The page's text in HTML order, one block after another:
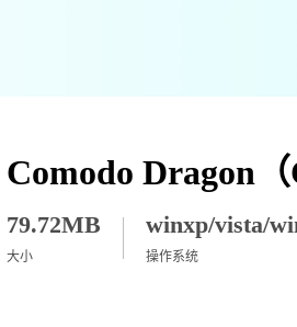
79.72MB
大小 操作系统